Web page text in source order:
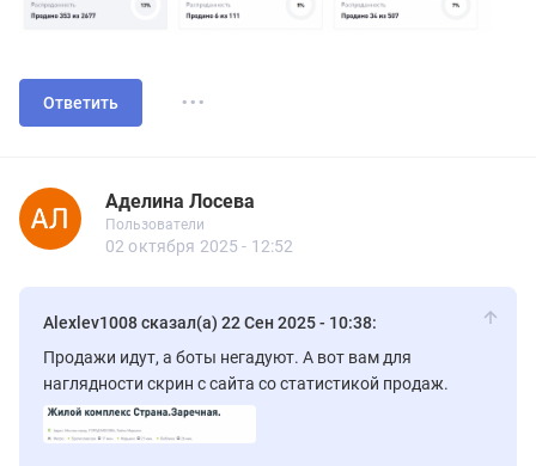
Ответить ...
Аделина Лосева
Аделина Лосева
Пользователи
Новичок
Пользователи
17 сообщений
02 октября 2025 - 12:52
Alexlev1008 сказал(а) 22 Сен 2025 - 10:38:
Продажи идут, а боты негадуют. А вот вам для
наглядности скрин с сайта со статистикой продаж.